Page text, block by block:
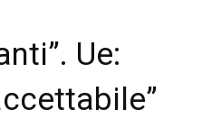
Ue: